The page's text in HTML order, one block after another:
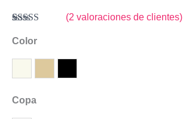
con4.50
valoraciones
(2 valoraciones de clientes)
Color
MarfilTierraNegro
Copa